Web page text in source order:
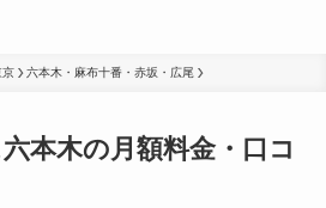
京 六本木・麻布十番・赤坂・広尾
本木の月額料金・口コ